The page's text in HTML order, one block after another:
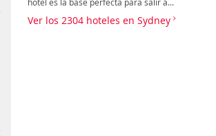
hotel es la base perfecta para salir a...
Ver los 2304 hoteles en Sydney